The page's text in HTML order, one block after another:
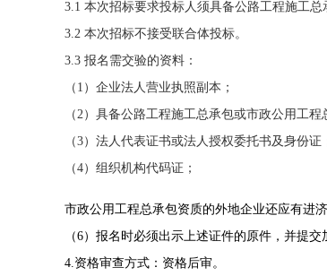
3.1 本次招标要求投标人须具备公路工程施工
3.2 本次招标不接受联合体投标。
3.3 报名需交验的资料：
（1）企业法人营业执照副本；
（2）具备公路工程施工总承包或市政公用工
（3）法人代表证书或法人授权委托书及身份证
（4）组织机构代码证；
市政公用工程总承包资质的外地企业还应有进
（6）报名时必须出示上述证件的原件，并提交
4.资格审查方式：资格后审。